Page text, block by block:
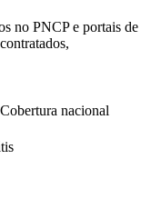
no PNCP e portais de
Cobertura nacional